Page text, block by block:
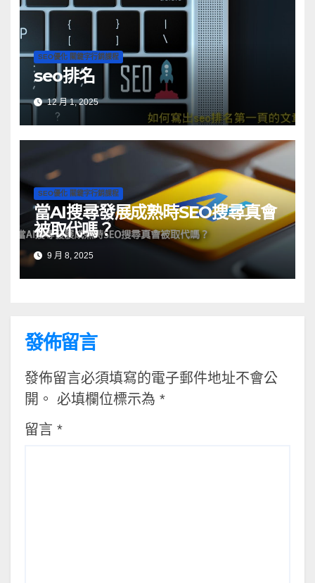
SEO優化 關鍵字行銷課程
seo排名
12 月 1, 2025
SEO優化 關鍵字行銷課程
當AI搜尋發展成熟時SEO搜尋真會
被取代嗎？
9 月 8, 2025
發佈留言
發佈留言必須填寫的電子郵件地址不會公
開。 必填欄位標示為 *
留言 *